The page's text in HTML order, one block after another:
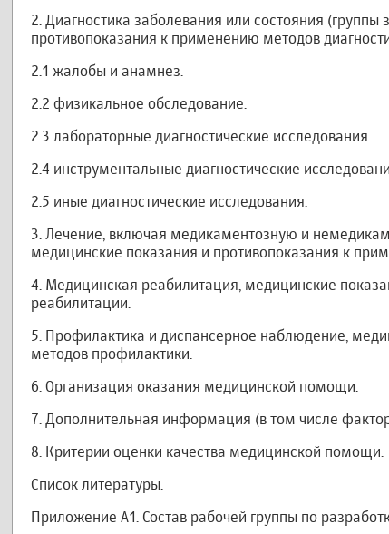
2. Диагностика заболевания или состояния
противопоказания к применению методов
2.1 жалобы и анамнез.
2.2 физикальное обследование.
2.3 лабораторные диагностические исследования.
2.4 инструментальные диагностические
2.5 иные диагностические исследования.
3. Лечение, включая медикаментозную и
медицинские показания и противопоказания к
4. Медицинская реабилитация, медицинские
реабилитации.
5. Профилактика и диспансерное наблюдение,
методов профилактики.
6. Организация оказания медицинской помощи.
7. Дополнительная информация (в том числе
8. Критерии оценки качества медицинской помощи.
Список литературы.
Приложение А1. Состав рабочей группы по